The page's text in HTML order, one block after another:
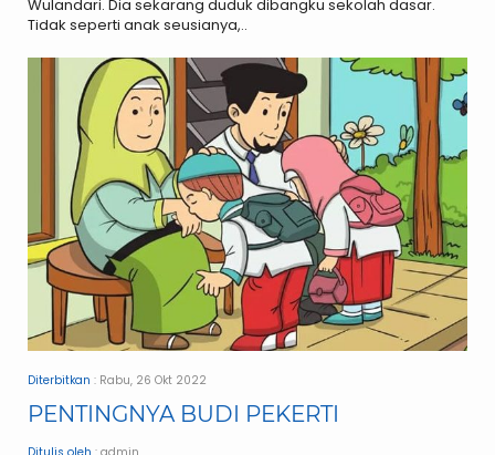
Wulandari. Dia sekarang duduk dibangku sekolah dasar.
Tidak seperti anak seusianya,..
Diterbitkan : Rabu, 26 Okt 2022
PENTINGNYA BUDI PEKERTI